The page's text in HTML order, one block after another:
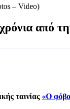
– Video)
από
ταινίας «Ο